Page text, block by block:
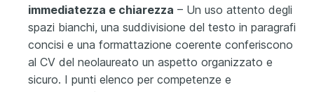
immediatezza e chiarezza – Un uso attento degli
spazi bianchi, una suddivisione del testo in paragrafi
concisi e una formattazione coerente conferiscono
al CV del neolaureato un aspetto organizzato e
sicuro. I punti elenco per competenze e